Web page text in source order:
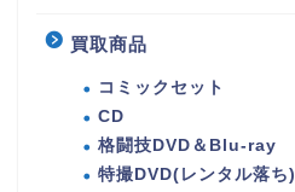
買取商品
コミックセット
CD
格闘技DVD＆Blu-ray
特撮DVD(レンタル落ち)